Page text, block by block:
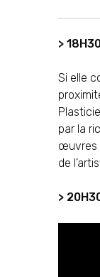
>
Si elle
par la
œuvres
de
>